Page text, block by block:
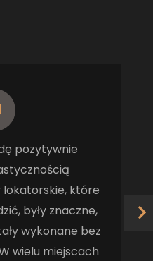
pozytywnie
które
były znaczne,
wykonane bez
wielu miejscach